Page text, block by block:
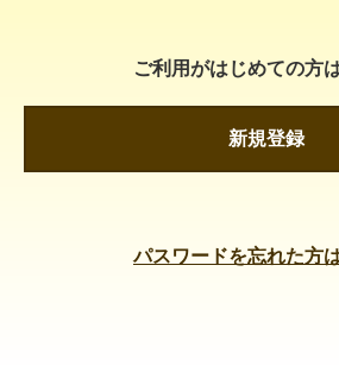
ご利用がはじめての方
新規登録
パスワードを忘れた方